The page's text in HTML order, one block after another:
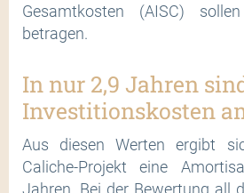
Gesamtkosten (AISC)
betragen.
In nur 2,9 Jahren
Investitionskosten
Aus diesen Werten ergibt
Caliche-Projekt eine